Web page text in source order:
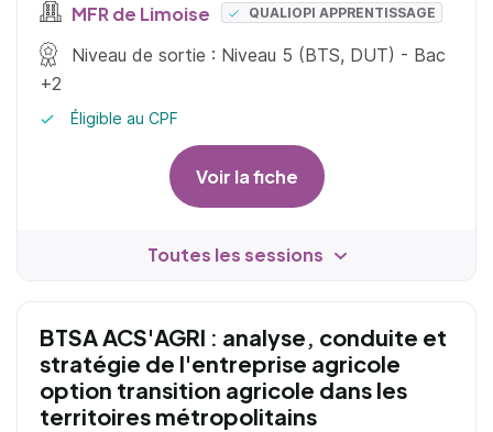
MFR de Limoise QUALIOPI APPRENTISSAGE
Niveau de sortie : Niveau 5 (BTS, DUT) - Bac
+2
Éligible au CPF
Voir la fiche
Toutes les sessions
BTSA ACS'AGRI : analyse, conduite et
stratégie de l'entreprise agricole
option transition agricole dans les
territoires métropolitains